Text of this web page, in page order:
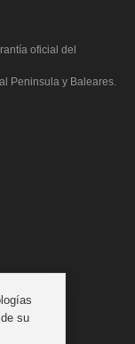
oficial del
Peninsula y Baleares.
su